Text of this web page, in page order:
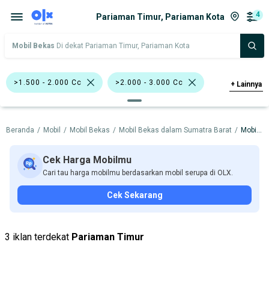
Pariaman Timur, Pariaman Kota 4
Mobil Bekas Di dekat Pariaman Timur, Pariaman Kota
>1.500 - 2.000 Cc >2.000 - 3.000 Cc
Hatchback Pick-Up
Chevrolet Captiva Nissan Juke
Nissan X-Trail Chevrolet
Hino
+ Lainnya
Beranda / Mobil / Mobil Bekas / Mobil Bekas dalam Sumatra Barat / Mobil Bekas dalam Pariaman Kota
Cek Harga Mobilmu
Cari tau harga mobilmu berdasarkan mobil serupa di OLX.
Cek Sekarang
3 iklan terdekat Pariaman Timur